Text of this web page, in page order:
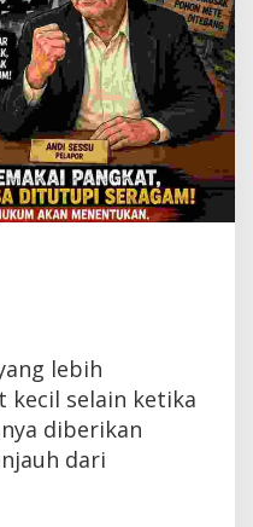
lebih
kecil selain ketika
diberikan
dari